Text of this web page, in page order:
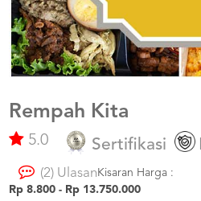
US
CATERERS
BLOG
TERMS
CONDITIONS
CALL
5091
3494
Rempah Kita
5.0 Sertifikasi
(2) Ulasan Kisaran Harga :
Rp 8.800 - Rp 13.750.000